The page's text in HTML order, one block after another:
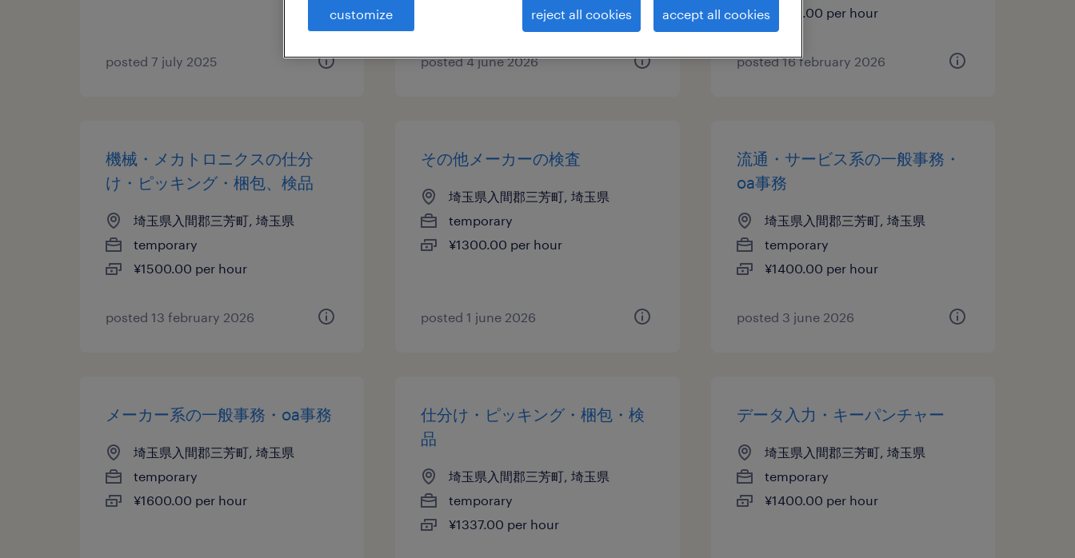
posted 7 july 2025 posted 4 june 2026
¥1500.00 per hour
posted 16 february 2026
機械・メカトロニクスの仕分
け・ピッキング・梱包、検品
埼玉県入間郡三芳町, 埼玉県
temporary
¥1500.00 per hour
posted 13 february 2026
その他メーカーの検査
埼玉県入間郡三芳町, 埼玉県
temporary
¥1300.00 per hour
posted 1 june 2026
流通・サービス系の一般事務・
oa事務
埼玉県入間郡三芳町, 埼玉県
temporary
¥1400.00 per hour
posted 3 june 2026
メーカー系の一般事務・oa事務
埼玉県入間郡三芳町, 埼玉県
temporary
¥1600.00 per hour
仕分け・ピッキング・梱包・検
品
埼玉県入間郡三芳町, 埼玉県
temporary
¥1337.00 per hour
データ入力・キーパンチャー
埼玉県入間郡三芳町, 埼玉県
temporary
¥1400.00 per hour
customize reject all cookies accept all cookies